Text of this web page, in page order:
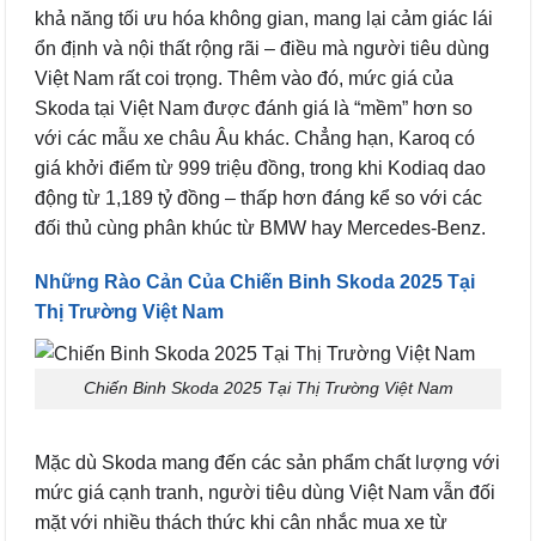
khả năng tối ưu hóa không gian, mang lại cảm giác lái
ổn định và nội thất rộng rãi – điều mà người tiêu dùng
Việt Nam rất coi trọng. Thêm vào đó, mức giá của
Skoda tại Việt Nam được đánh giá là “mềm” hơn so
với các mẫu xe châu Âu khác. Chẳng hạn, Karoq có
giá khởi điểm từ 999 triệu đồng, trong khi Kodiaq dao
động từ 1,189 tỷ đồng – thấp hơn đáng kể so với các
đối thủ cùng phân khúc từ BMW hay Mercedes-Benz.
Những Rào Cản Của Chiến Binh Skoda 2025 Tại
Thị Trường Việt Nam
Chiến Binh Skoda 2025 Tại Thị Trường Việt Nam
Mặc dù Skoda mang đến các sản phẩm chất lượng với
mức giá cạnh tranh, người tiêu dùng Việt Nam vẫn đối
mặt với nhiều thách thức khi cân nhắc mua xe từ